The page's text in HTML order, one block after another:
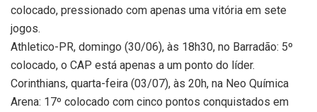
colocado, pressionado com apenas uma vitória em sete
jogos.
Athletico-PR, domingo (30/06), às 18h30, no Barradão: 5º
colocado, o CAP está apenas a um ponto do líder.
Corinthians, quarta-feira (03/07), às 20h, na Neo Química
Arena: 17º colocado com cinco pontos conquistados em